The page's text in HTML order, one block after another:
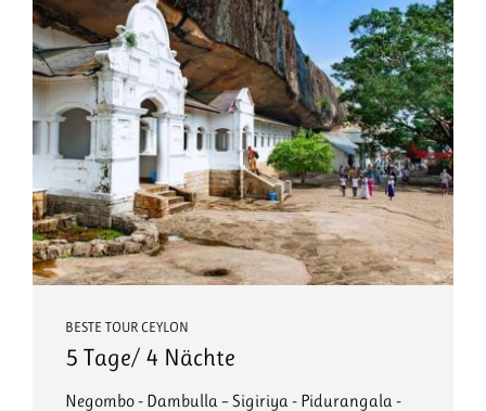
BESTE TOUR CEYLON
5 Tage/ 4 Nächte
Negombo - Dambulla – Sigiriya - Pidurangala -